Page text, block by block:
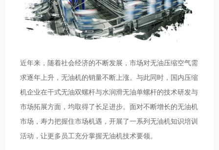
近年来，随着社会经济的不断发展，市场对无油压缩空气需
求逐年上升，无油机的销量不断上涨。与此同时，国内压缩
机企业在干式无油双螺杆与水润滑无油单螺杆的技术研发与
市场拓展方面，均取得了长足进步。面对不断增长的无油机
市场，寿力把握住市场机遇，开展了一系列无油机知识培训
活动，让更多员工充分掌握无油机技术要领。